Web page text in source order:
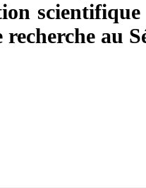
recherche au